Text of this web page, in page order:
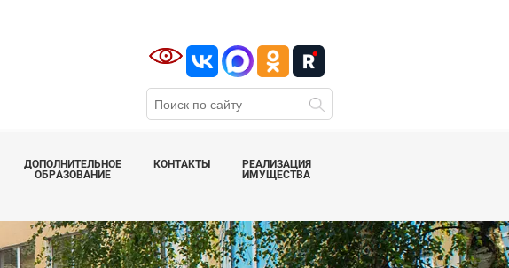
ДОПОЛНИТЕЛЬНОЕ
ОБРАЗОВАНИЕ
КОНТАКТЫ
РЕАЛИЗАЦИЯ
ИМУЩЕСТВА